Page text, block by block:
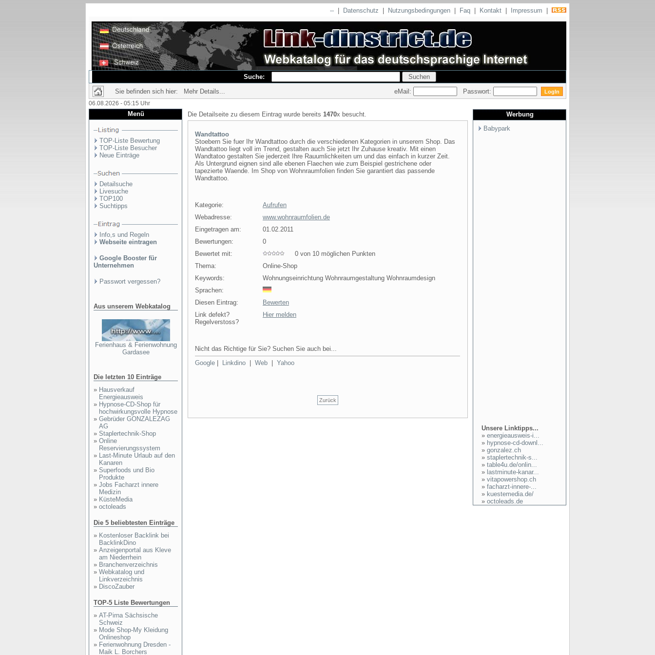
-- Datenschutz Nutzungsbedingungen Faq Kontakt Impressum
Suche:
Sie befinden sich hier: Mehr Details...
eMail: Passwort:
06.08.2026 - 05:15 Uhr
Menü
TOP-Liste Bewertung
TOP-Liste Besucher
Neue Einträge
Detailsuche
Livesuche
TOP100
Suchtipps
Info,s und Regeln
Webseite eintragen
Google Booster für
Unternehmen
Passwort vergessen?
Aus unserem Webkatalog
Ferienhaus & Ferienwohnung
Gardasee
Die letzten 10 Einträge
» Hausverkauf
Energieausweis
» Hypnose-CD-Shop für
hochwirkungsvolle Hypnose
» Gebrüder GONZALEZAG
AG
» Staplertechnik-Shop
» Online
Reservierungssystem
» Last-Minute Urlaub auf den
Kanaren
» Superfoods und Bio
Produkte
» Jobs Facharzt innere
Medizin
» KüsteMedia
» octoleads
Die 5 beliebtesten Einträge
» Kostenloser Backlink bei
BacklinkDino
» Anzeigenportal aus Kleve
am Niederrhein
» Branchenverzeichnis
» Webkatalog und
Linkverzeichnis
» DiscoZauber
TOP-5 Liste Bewertungen
» AT-Pirna Sächsische
Schweiz
» Mode Shop-My Kleidung
Onlineshop
» Ferienwohnung Dresden -
Maik L. Borchers
Die Detailseite zu diesem Eintrag wurde bereits 1470x besucht.
Wandtattoo
Stoebern Sie fuer Ihr Wandtattoo durch die verschiedenen Kategorien in unserem Shop. Das
Wandtattoo liegt voll im Trend, gestalten auch Sie jetzt Ihr Zuhause kreativ. Mit einen
Wandtatoo gestalten Sie jederzeit Ihre Rauumlichkeiten um und das einfach in kurzer Zeit.
Als Untergrund eignen sind alle ebenen Flaechen wie zum Beispiel gestrichene oder
tapezierte Waende. Im Shop von Wohnraumfolien finden Sie garantiert das passende
Wandtattoo.
Kategorie:
Aufrufen
Webadresse:
www.wohnraumfolien.de
Eingetragen am:
01.02.2011
Bewertungen:
0
Bewertet mit:
0 von 10 möglichen Punkten
Thema:
Online-Shop
Keywords:
Wohnungseinrichtung Wohnraumgestaltung Wohnraumdesign
Sprachen:
Diesen Eintrag:
Bewerten
Link defekt?
Regelverstoss?
Hier melden
Nicht das Richtige für Sie? Suchen Sie auch bei...
Google
Linkdino Web Yahoo
Zurück
Werbung
Babypark
Unsere Linktipps...
» energieausweis-i...
» hypnose-cd-downl...
» gonzalez.ch
» staplertechnik-s...
» table4u.de/onlin...
» lastminute-kanar...
» vitapowershop.ch
» facharzt-innere-...
» kuestemedia.de/
» octoleads.de